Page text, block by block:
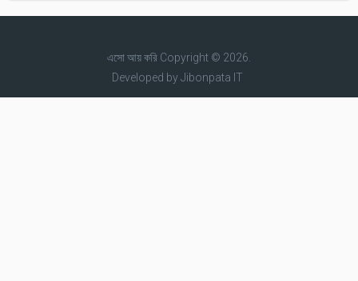
এসো আয় করিCopyright © 2026.
Developed byJibonpata IT